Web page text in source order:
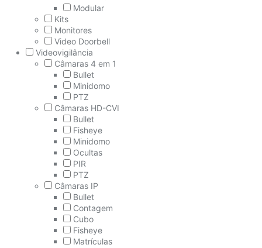
Modular
Kits
Monitores
Video Doorbell
Videovigilância
Câmaras 4 em 1
Bullet
Minidomo
PTZ
Câmaras HD-CVI
Bullet
Fisheye
Minidomo
Ocultas
PIR
PTZ
Câmaras IP
Bullet
Contagem
Cubo
Fisheye
Matrículas